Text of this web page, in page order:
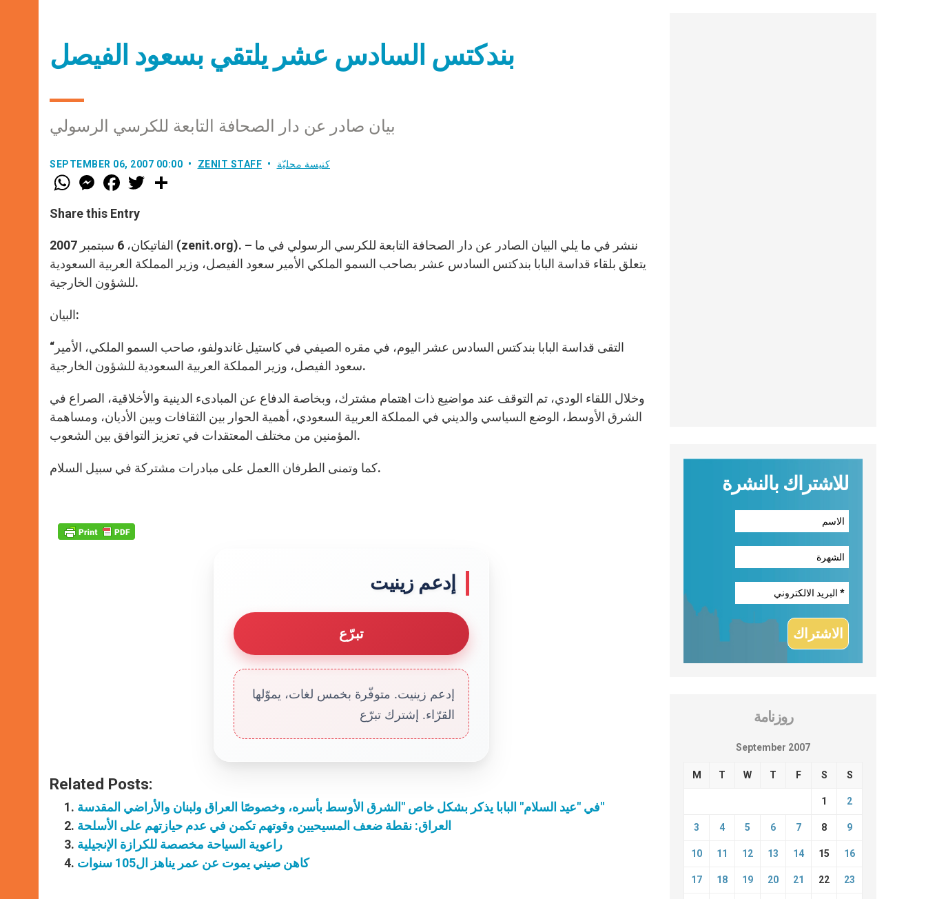
بندكتس السادس عشر يلتقي بسعود الفيصل
بيان صادر عن دار الصحافة التابعة للكرسي الرسولي
SEPTEMBER 06, 2007 00:00 ZENIT STAFF كنيسة محليّة
W
h
t
s
p
p
M
e
s
e
g
e
r
F
a
e
b
o
k
w
r
Share this Entry
الفاتيكان، 6 سبتمبر 2007 (zenit.org). – ننشر في ما يلي البيان الصادر عن دار الصحافة التابعة للكرسي الرسولي في ما
يتعلق بلقاء قداسة البابا بندكتس السادس عشر بصاحب السمو الملكي الأمير سعود الفيصل، وزير المملكة العربية السعودية
للشؤون الخارجية.
البيان:
“التقى قداسة البابا بندكتس السادس عشر اليوم، في مقره الصيفي في كاستيل غاندولفو، صاحب السمو الملكي، الأمير
سعود الفيصل، وزير المملكة العربية السعودية للشؤون الخارجية.
وخلال اللقاء الودي، تم التوقف عند مواضيع ذات اهتمام مشترك، وبخاصة الدفاع عن المبادىء الدينية والأخلاقية، الصراع في
الشرق الأوسط، الوضع السياسي والديني في المملكة العربية السعودي، أهمية الحوار بين الثقافات وبين الأديان، ومساهمة
المؤمنين من مختلف المعتقدات في تعزيز التوافق بين الشعوب.
كما وتمنى الطرفان االعمل على مبادرات مشتركة في سبيل السلام.
إدعم زينيت
تبرّع
إدعم زينيت. متوفّرة بخمس لغات، يموّلها
القرّاء. إشترك تبرّع
Related Posts:
في "عيد السلام" البابا يذكر بشكل خاص "الشرق الأوسط بأسره، وخصوصًا العراق ولبنان والأراضي المقدسة"
العراق: نقطة ضعف المسيحيين وقوتهم تكمن في عدم حيازتهم على الأسلحة
راعوية السياحة مخصصة للكرازة الإنجيلية
كاهن صيني يموت عن عمر يناهز ال105 سنوات
للاشتراك بالنشرة
روزنامة
September 2007
M T W T F S S
1 2
3 4 5 6 7 8 9
10 11 12 13 14 15 16
17 18 19 20 21 22 23